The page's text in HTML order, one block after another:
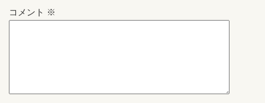
コメント ※